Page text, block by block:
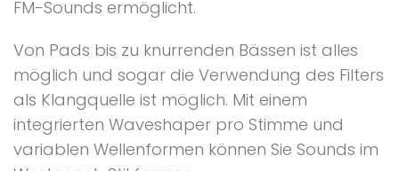
FM-Sounds ermöglicht.
Von Pads bis zu knurrenden Bässen ist alles
möglich und sogar die Verwendung des Filters
als Klangquelle ist möglich. Mit einem
integrierten Waveshaper pro Stimme und
variablen Wellenformen können Sie Sounds im